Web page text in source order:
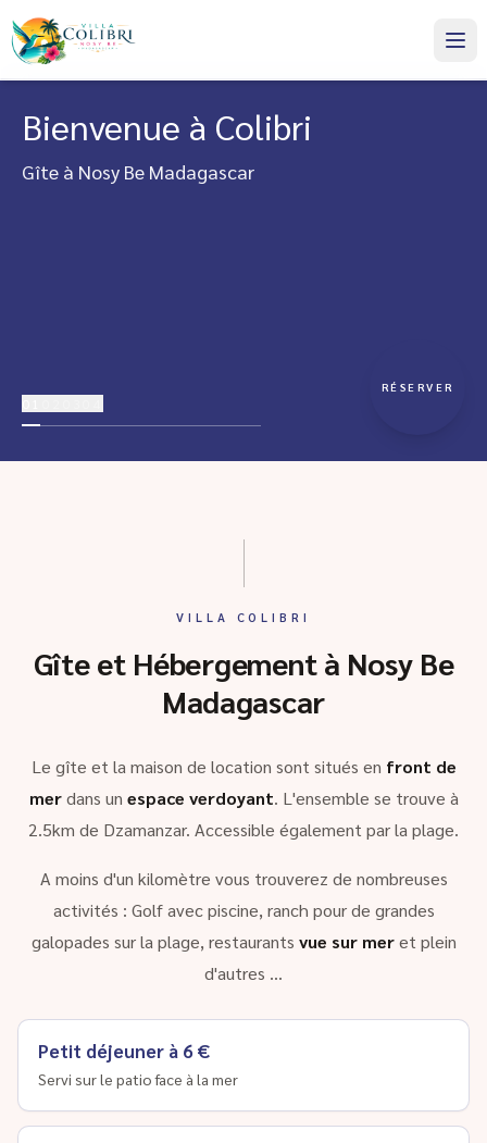
Bienvenue à Colibri
Gîte à Nosy Be Madagascar
RÉSERVER
VILLA COLIBRI
Gîte et Hébergement à Nosy Be
Madagascar
Le gîte et la maison de location sont situés en front de
merdans un espace verdoyant. L'ensemble se trouve à
2.5km de Dzamanzar. Accessible également par la plage.
A moins d'un kilomètre vous trouverez de nombreuses
activités : Golf avec piscine, ranch pour de grandes
galopades sur la plage, restaurants vue sur meret plein
d'autres …
Petit déjeuner à 6 €
Servi sur le patio face à la mer